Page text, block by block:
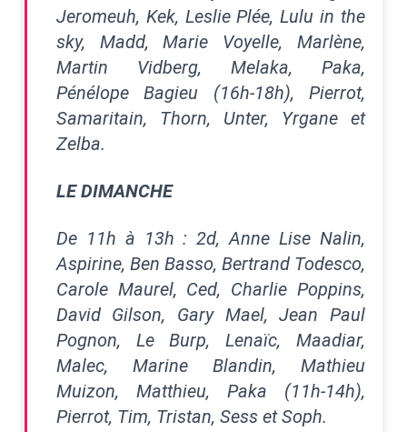
Jeromeuh, Kek, Leslie Plée, Lulu in the
sky, Madd, Marie Voyelle, Marlène,
Martin Vidberg, Melaka, Paka,
Pénélope Bagieu (16h-18h), Pierrot,
Samaritain, Thorn, Unter, Yrgane et
Zelba.
LE DIMANCHE
De 11h à 13h : 2d, Anne Lise Nalin,
Aspirine, Ben Basso, Bertrand Todesco,
Carole Maurel, Ced, Charlie Poppins,
David Gilson, Gary Mael, Jean Paul
Pognon, Le Burp, Lenaïc, Maadiar,
Malec, Marine Blandin, Mathieu
Muizon, Matthieu, Paka (11h-14h),
Pierrot, Tim, Tristan, Sess et Soph.